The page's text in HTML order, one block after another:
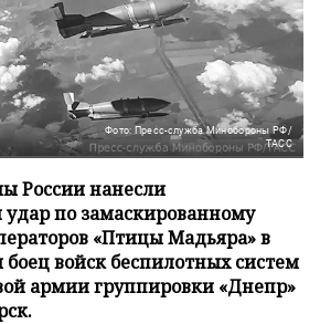
Фото: Пресс-служба Минобороны РФ/
ТАСС
России нанесли
по замаскированному
«Птицы Мадьяра» в
войск беспилотных систем
армии группировки «Днепр»